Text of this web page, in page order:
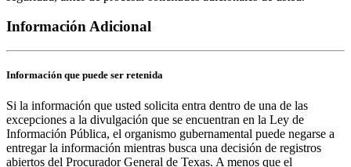
Información Adicional
Información que puede ser retenida
Si la información que usted solicita entra dentro de una de las
excepciones a la divulgación que se encuentran en la Ley de
Información Pública, el organismo gubernamental puede negarse a
entregar la información mientras busca una decisión de registros
abiertos del Procurador General de Texas. A menos que el